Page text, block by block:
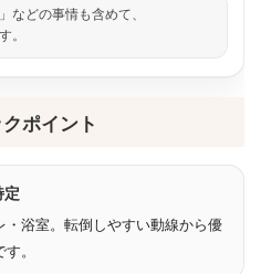
などの事情も含めて、
。
ポイント
定
・浴室。転倒しやすい動線から優
。